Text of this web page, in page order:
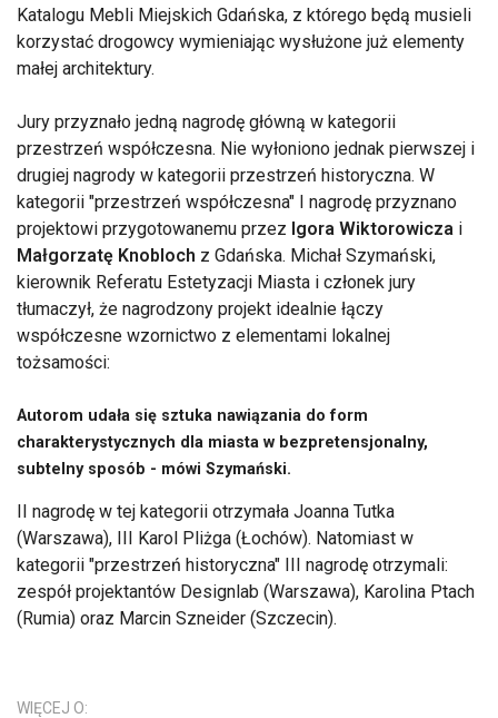
Katalogu Mebli Miejskich Gdańska, z którego będą musieli
korzystać drogowcy wymieniając wysłużone już elementy
małej architektury.
Jury przyznało jedną nagrodę główną w kategorii
przestrzeń współczesna. Nie wyłoniono jednak pierwszej i
drugiej nagrody w kategorii przestrzeń historyczna. W
kategorii "przestrzeń współczesna" I nagrodę przyznano
projektowi przygotowanemu przez Igora Wiktorowicza i
Małgorzatę Knobloch z Gdańska. Michał Szymański,
kierownik Referatu Estetyzacji Miasta i członek jury
tłumaczył, że nagrodzony projekt idealnie łączy
współczesne wzornictwo z elementami lokalnej
tożsamości:
Autorom udała się sztuka nawiązania do form
charakterystycznych dla miasta w bezpretensjonalny,
subtelny sposób - mówi Szymański.
II nagrodę w tej kategorii otrzymała Joanna Tutka
(Warszawa), III Karol Pliżga (Łochów). Natomiast w
kategorii "przestrzeń historyczna" III nagrodę otrzymali:
zespół projektantów Designlab (Warszawa), Karolina Ptach
(Rumia) oraz Marcin Szneider (Szczecin).
WIĘCEJ O: